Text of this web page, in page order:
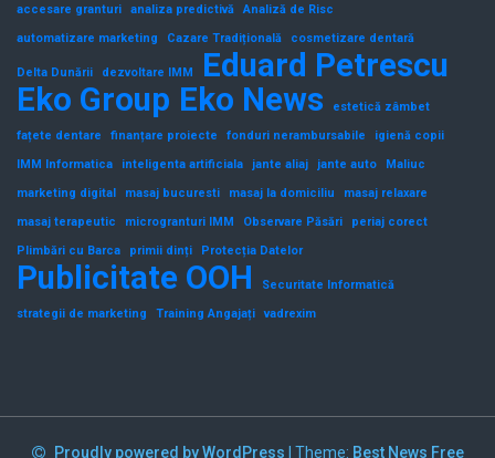
accesare granturi analiza predictivă
Analiză de Risc
automatizare marketing
Cazare Tradițională cosmetizare dentară
Delta Dunării dezvoltare IMM
Eduard Petrescu
Eko Group Eko News
estetică zâmbet
fațete dentare
finanțare proiecte fonduri nerambursabile
igienă copii
IMM Informatica
inteligenta artificiala jante aliaj jante auto
Maliuc
marketing digital
masaj bucuresti masaj la domiciliu
masaj relaxare
masaj terapeutic
microgranturi IMM Observare Păsări
periaj corect
Plimbări cu Barca
primii dinți Protecția Datelor
Publicitate OOH
Securitate Informatică
strategii de marketing
Training Angajați vadrexim
Proudly powered by WordPress Theme: Best News Free